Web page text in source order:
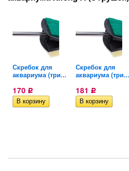
Скребок для
аквариума (три...
170 Р
Скребок для
аквариума (три...
181 Р